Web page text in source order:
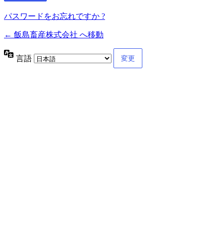
パスワードをお忘れですか ?
← 飯島畜産株式会社 へ移動
言語